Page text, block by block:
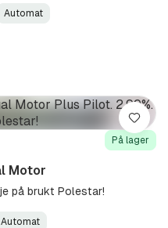
Automat
På lager
Motor
på brukt Polestar!
Automat
Lagre